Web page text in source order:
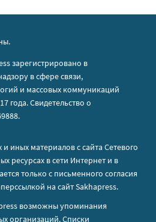
зарегистрировано в
в сфере связи,
и массовых коммуникаций
года. Свидетельство о
иных материалов с сайта Сетевого
ресурсах в сети Интернет и в
только с письменного согласия
на сайт Sakhapress.
возможны упоминания
организаций. Списки